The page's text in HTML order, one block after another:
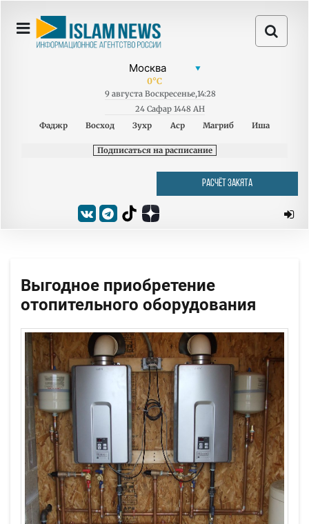
0°C
9 августа Воскресенье,14:28
24 Сафар 1448 AH
Фаджр
Восход Зухр Аср Магриб Иша
Подписаться на расписание
РАСЧЁТ ЗАКЯТА
Выгодное приобретение
отопительного оборудования